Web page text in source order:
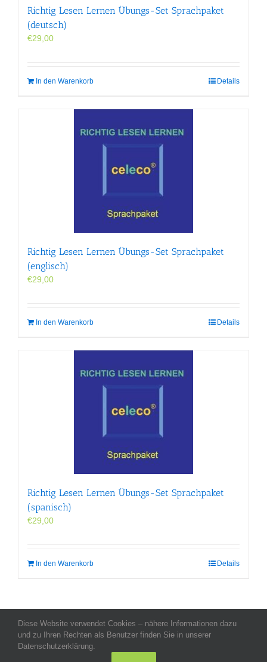
Richtig Lesen Lernen Übungs-Set Sprachpaket
(deutsch)
€29,00
In den Warenkorb Details
Richtig Lesen Lernen Übungs-Set Sprachpaket
(englisch)
€29,00
In den Warenkorb Details
Richtig Lesen Lernen Übungs-Set Sprachpaket
(spanisch)
€29,00
In den Warenkorb Details
Allgemeine Geschäftsbedingungen -Impressum-Datenschutz-
Kontakt- Copyright celeco®
Diese Website verwendet Cookies – nähere Informationen dazu
und zu Ihren Rechten als Benutzer finden Sie in unserer
Datenschutzerklärung.